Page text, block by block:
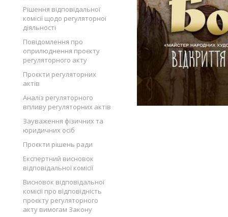
Рішення відповідальної
комісії щодо регуляторної
діяльності
Повідомлення про
оприлюднення проєкту
регуляторного акту
Проєкти регуляторних
актів
Аналіз регуляторного
впливу регуляторних актів
Зауваження фізичних та
юридичних осіб
Проєкти рішень ради
Експертний висновок
відповідальної комісії
Висновок відповідальної
комісії про відповідність
проєкту регуляторного
акту вимогам Закону